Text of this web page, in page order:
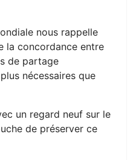
nous rappelle
la concordance entre
de partage
nécessaires que
un regard neuf sur le
de préserver ce